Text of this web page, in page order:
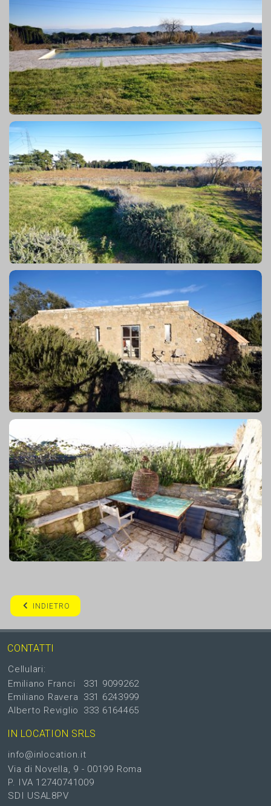
INDIETRO
CONTATTI
Cellulari:
Emiliano Franci
Emiliano Ravera
Alberto Reviglio
331 9099262
331 6243999
333 6164465
IN LOCATION SRLS
info@inlocation.it
Via di Novella, 9 - 00199 Roma
P. IVA 12740741009
SDI USAL8PV